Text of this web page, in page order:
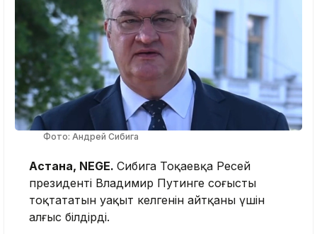
Фото: Андрей Сибига
Астана, NEGE. Сибига Тоқаевқа Ресей
президенті Владимир Путинге соғысты
тоқтататын уақыт келгенін айтқаны үшін
алғыс білдірді.